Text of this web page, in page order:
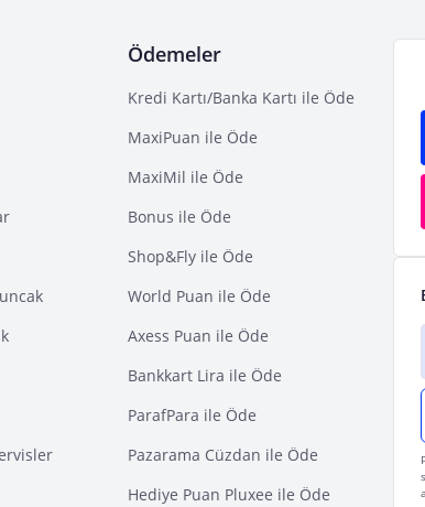
Ödemeler
Kredi Kartı/Banka Kartı ile Öde
MaxiPuan ile Öde
MaxiMil ile Öde
Bonus ile Öde
Shop&Fly ile Öde
World Puan ile Öde
Axess Puan ile Öde
Bankkart Lira ile Öde
ParafPara ile Öde
Pazarama Cüzdan ile Öde
Hediye Puan Pluxee ile Öde